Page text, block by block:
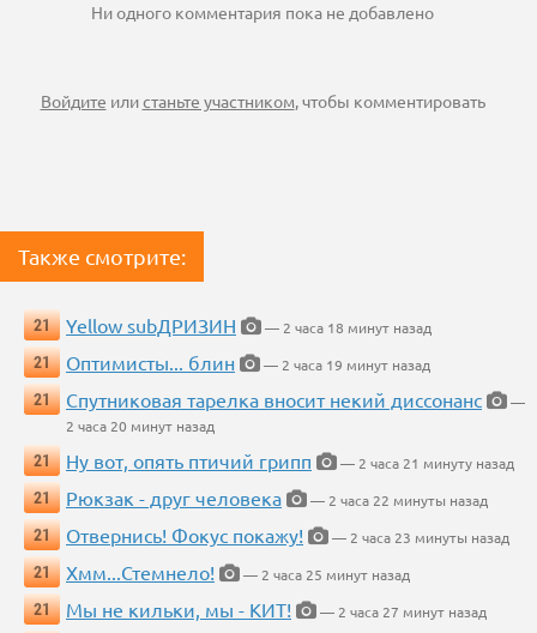
Ни одного комментария пока не добавлено
Войдите илистаньте участником, чтобы комментировать
Также смотрите:
21 Yellow subДРИЗИН
— 2 часа 18 минут назад
21
Оптимисты... блин
— 2 часа 19 минут назад
21
Спутниковая тарелка вносит некий диссонанс
—
2 часа 20 минут назад
21
Ну вот, опять птичий грипп
— 2 часа 21 минуту назад
21
Рюкзак - друг человека
— 2 часа 22 минуты назад
21
Отвернись! Фокус покажу!
— 2 часа 23 минуты назад
21
Хмм...Стемнело!
— 2 часа 25 минут назад
21
Мы не кильки, мы - КИТ!
— 2 часа 27 минут назад